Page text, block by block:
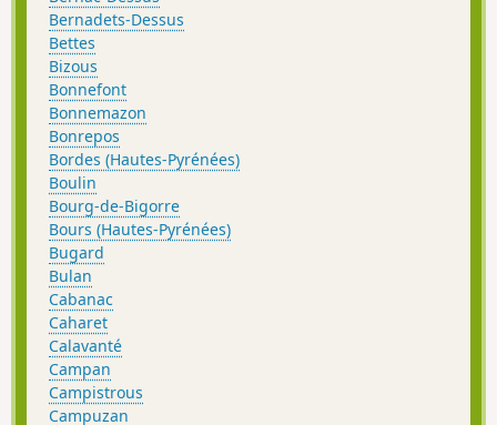
Bernadets-Dessus
Bettes
Bizous
Bonnefont
Bonnemazon
Bonrepos
Bordes (Hautes-Pyrénées)
Boulin
Bourg-de-Bigorre
Bours (Hautes-Pyrénées)
Bugard
Bulan
Cabanac
Caharet
Calavanté
Campan
Campistrous
Campuzan